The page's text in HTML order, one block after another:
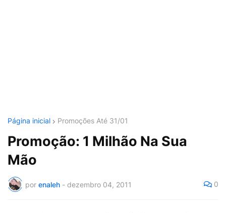
Página inicial Promoções Até 31/01
Promoção: 1 Milhão Na Sua
Mão
por enaleh - dezembro 04, 2011 0